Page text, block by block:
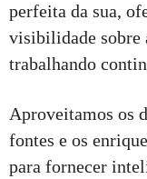
perfeita da sua,
visibilidade sobre
trabalhando
Aproveitamos os
fontes e os
para fornecer